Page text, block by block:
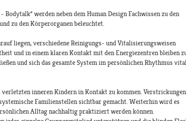
werden neben dem Human Design Fachwissen zu den
zu den Körperorganen beleuchtet.
liegen, verschiedene Reinigungs- und Vitalisierungsweisen
und in einem klaren Kontakt mit den Energiezentren bleiben
und sich das gesamte System im persönlichen Rhythmus
verletzten inneren Kindern in Kontakt zu kommen. Verstrickungen
Familienstellen sichtbar gemacht. Weiterhin wird es
Alltag nachhaltig praktiziert werden können.